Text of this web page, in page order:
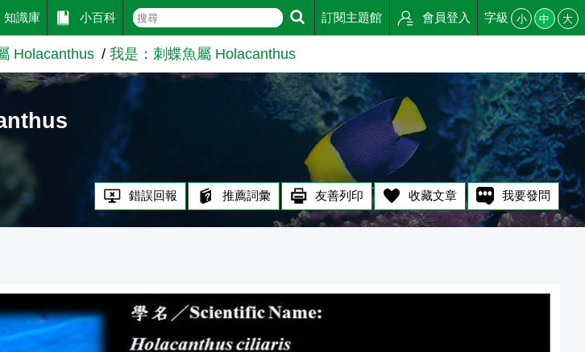
知識庫 小百科 訂閱主題館 會員登入 字級 小 中 大
Holacanthus 我是：刺蝶魚屬 Holacanthus
錯誤回報 推薦詞彙 友善列印 收藏文章 我要發問